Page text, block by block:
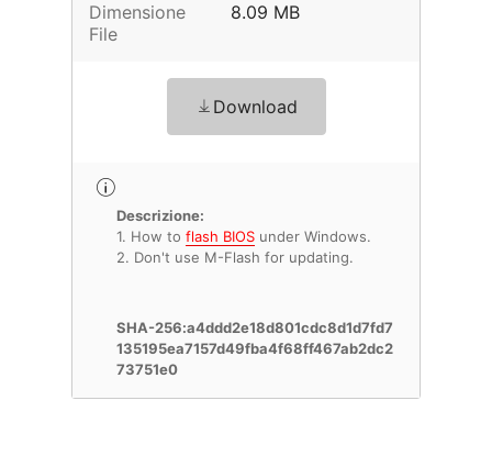
Dimensione
File
8.09 MB
Download
Descrizione:
1. How to flash BIOS under Windows.
2. Don't use M-Flash for updating.
SHA-256:a4ddd2e18d801cdc8d1d7fd7
135195ea7157d49fba4f68ff467ab2dc2
73751e0